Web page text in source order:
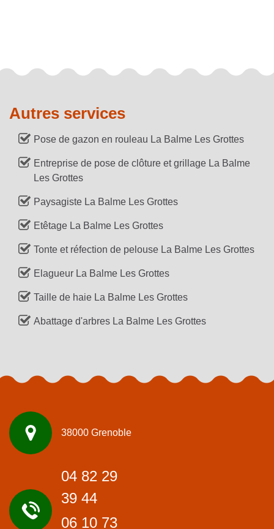
Autres services
Pose de gazon en rouleau La Balme Les Grottes
Entreprise de pose de clôture et grillage La Balme
Les Grottes
Paysagiste La Balme Les Grottes
Etêtage La Balme Les Grottes
Tonte et réfection de pelouse La Balme Les Grottes
Elagueur La Balme Les Grottes
Taille de haie La Balme Les Grottes
Abattage d'arbres La Balme Les Grottes
38000 Grenoble
04 82 29
39 44
06 10 73